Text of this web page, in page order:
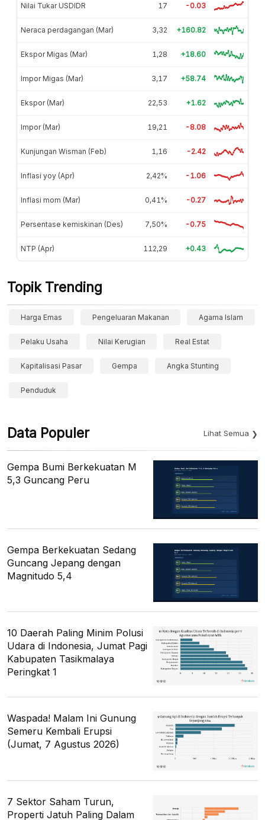
Nilai Tukar USDIDR 17 -0.03
Neraca perdagangan (Mar) 3,32 +160.82
Ekspor Migas (Mar) 1,28 +18.60
Impor Migas (Mar) 3,17 +58.74
Ekspor (Mar) 22,53 +1.62
Impor (Mar) 19,21 -8.08
Kunjungan Wisman (Feb) 1,16 -2.42
Inflasi yoy (Apr) 2,42% -1.06
Inflasi mom (Mar) 0,41% -0.27
Persentase kemiskinan (Des) 7,50% -0.75
NTP (Apr) 112,29 +0.43
Topik Trending
Harga Emas Pengeluaran Makanan Agama Islam
Pelaku Usaha Nilai Kerugian Real Estat
Kapitalisasi Pasar Gempa Angka Stunting
Penduduk
Data Populer Lihat Semua
Gempa Bumi Berkekuatan M
5,3 Guncang Peru
Gempa Berkekuatan Sedang
Guncang Jepang dengan
Magnitudo 5,4
10 Daerah Paling Minim Polusi
Udara di Indonesia, Jumat Pagi
Kabupaten Tasikmalaya
Peringkat 1
Waspada! Malam Ini Gunung
Semeru Kembali Erupsi
(Jumat, 7 Agustus 2026)
7 Sektor Saham Turun,
Properti Jatuh Paling Dalam